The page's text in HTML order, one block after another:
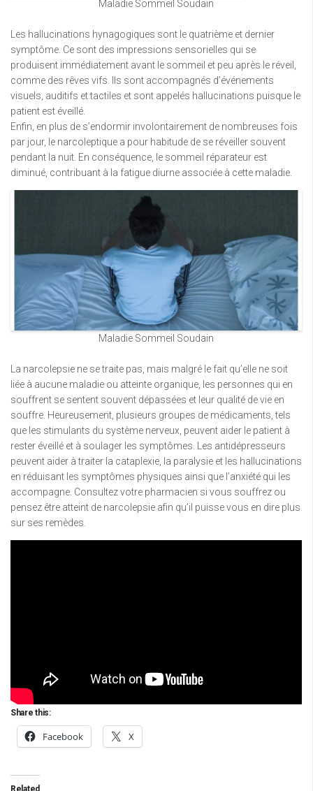
Maladie Sommeil Soudain
Les hallucinations hynagogiques sont le quatrième et dernier
symptôme. Ce sont des impressions sensorielles qui se
produisent immédiatement avant le sommeil et peu après le réveil,
comme des rêves vifs. Ils sont accompagnés d’événements
visuels, auditifs et tactiles et sont appelés hallucinations puisque le
patient est éveillé.
Enfin, en plus de s’endormir involontairement de nombreuses fois
par jour, le narcoleptique a pour habitude de se réveiller souvent
pendant la nuit. En conséquence, le sommeil réparateur est
diminué, contribuant à la fatigue diurne associée à cette maladie.
Maladie Sommeil Soudain
La narcolepsie ne se traite pas, mais malgré le fait qu’elle ne soit
liée à aucune maladie ou atteinte organique, les personnes qui en
souffrent se sentent souvent dépassées et leur qualité de vie en
souffre. Heureusement, plusieurs groupes de médicaments, tels
que les stimulants du système nerveux, peuvent aider le patient à
rester éveillé et à soulager les symptômes. Les antidépresseurs
peuvent aider à traiter la cataplexie, la paralysie et les hallucinations
en réduisant les symptômes physiques ainsi que l’anxiété qui les
accompagne. Consultez votre pharmacien si vous souffrez ou
pensez être atteint de narcolepsie afin qu’il puisse vous en dire plus
sur ses remèdes.
Share this:
Facebook X
Related